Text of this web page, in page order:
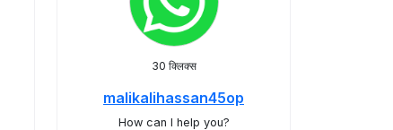
30 क्लिक्स
malikalihassan45op
How can I help you?